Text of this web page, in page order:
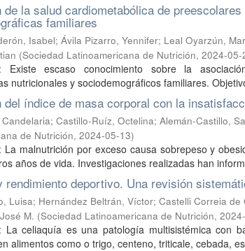
de la salud cardiometabólica de
familiares
Isabel; Ávila Pizarro, Yennifer; Leal Oyarzún,
(Sociedad Latinoamericana de Nutrición, 2024-05-
Existe escaso conocimiento sobre la
nutricionales y sociodemográficos familiares.
del índice de masa corporal con la
; Castillo-Ruíz, Octelina; Alemán-Castillo,
de Nutrición, 2024-05-13)
La malnutrición por exceso causa sobrepeso y
años de vida. Investigaciones realizadas han
rendimiento deportivo. Una revisión
Luisa; Hernández Beltrán, Víctor; Castelli Correia de
M. (Sociedad Latinoamericana de Nutrición,
La celiaquía es una patología multisistémica con
alimentos como o trigo, centeno, triticale, cebada,